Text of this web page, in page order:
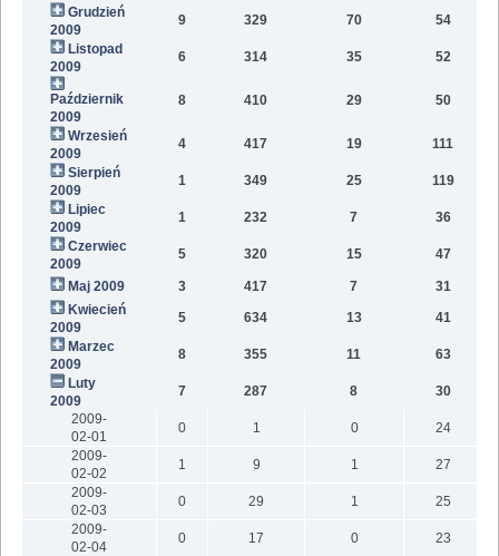
Grudzień
2009
9 329 70
54
Listopad
2009
6 314 35 52
Październik
2009
8 410 29 50
Wrzesień
2009
4 417 19
111
Sierpień
2009
1 349 25
119
Lipiec
2009
1 232 7
36
Czerwiec
2009
5 320 15 47
Maj 2009 3 417 7
31
Kwiecień
2009
5 634 13
41
Marzec
2009
8 355 11
63
Luty
2009
7 287 8
30
2009-
02-01
0 1 0
24
2009-
02-02
1 9 1
27
2009-
02-03
0 29 1
25
2009-
02-04
0 17 0
23